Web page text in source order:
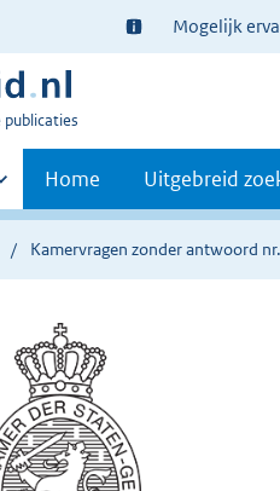
Ter
informatie:
Mogelijk
publicaties
Home Uitgebreid
Kamervragen zonder antwoord